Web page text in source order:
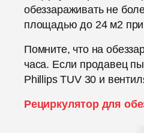
обеззараживать не
площадью до 24 м2 при
Помните, что на
часа. Если продавец
Phillips TUV 30 и
Рециркулятор для